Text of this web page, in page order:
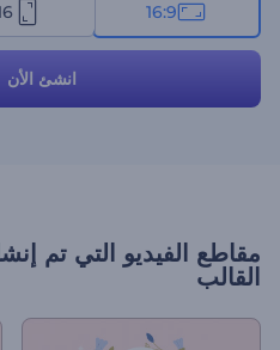
16:9
انشئ الأن
مقاطع الفيديو التي تم
القالب